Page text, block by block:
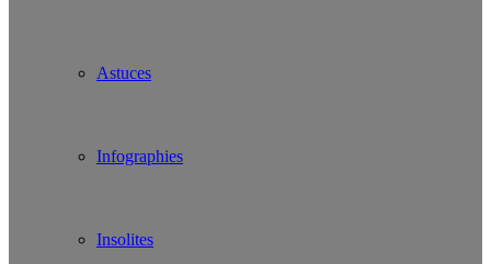
Astuces
Infographies
Insolites